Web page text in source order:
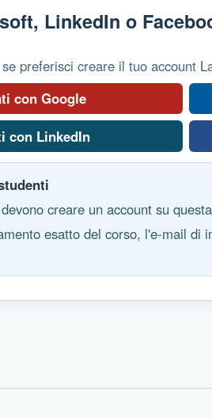
LinkedIn o
preferisci creare il tuo account
con Google
con LinkedIn
creare un account su
esatto del corso, l'e-mail di